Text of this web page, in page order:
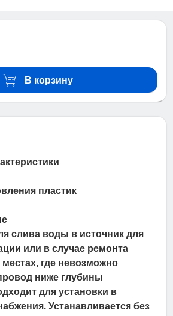
В корзину
пластик
слива воды в источник для
или в случае ремонта
где невозможно
ниже глубины
для установки в
Устанавливается без